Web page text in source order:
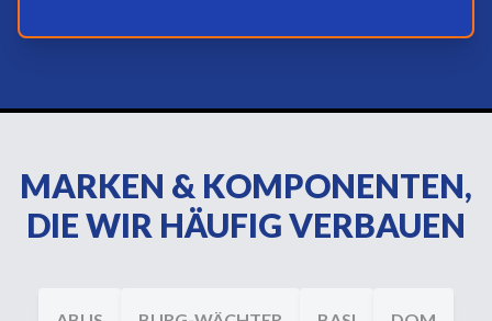
MARKEN & KOMPONENTEN,
DIE WIR HÄUFIG VERBAUEN